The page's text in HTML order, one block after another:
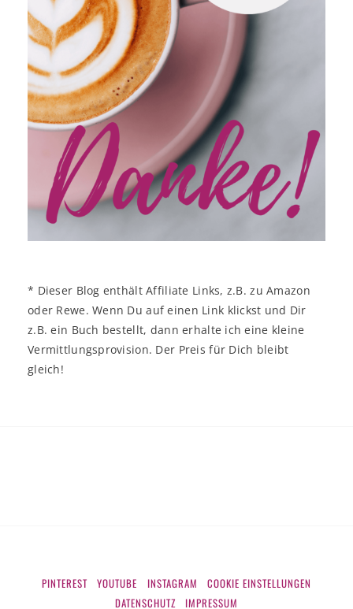
* Dieser Blog enthält Affiliate Links, z.B. zu Amazon
oder Rewe. Wenn Du auf einen Link klickst und Dir
z.B. ein Buch bestellt, dann erhalte ich eine kleine
Vermittlungsprovision. Der Preis für Dich bleibt
gleich!
PINTEREST YOUTUBE INSTAGRAM
COOKIE EINSTELLUNGEN
DATENSCHUTZ
IMPRESSUM